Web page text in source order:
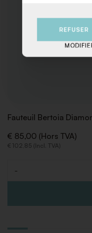
Fauteuil Bertoia
€ 85,00 (Hors TVA)
€ 102,85 (Incl. TVA)
-
REFUSER